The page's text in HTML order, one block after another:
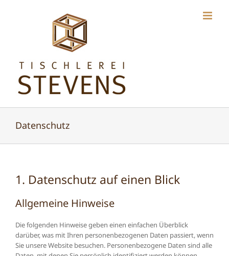
Datenschutz
1. Datenschutz auf einen Blick
Allgemeine Hinweise
Die folgenden Hinweise geben einen einfachen Überblick
darüber, was mit Ihren personenbezogenen Daten passiert, wenn
Sie unsere Website besuchen. Personenbezogene Daten sind alle